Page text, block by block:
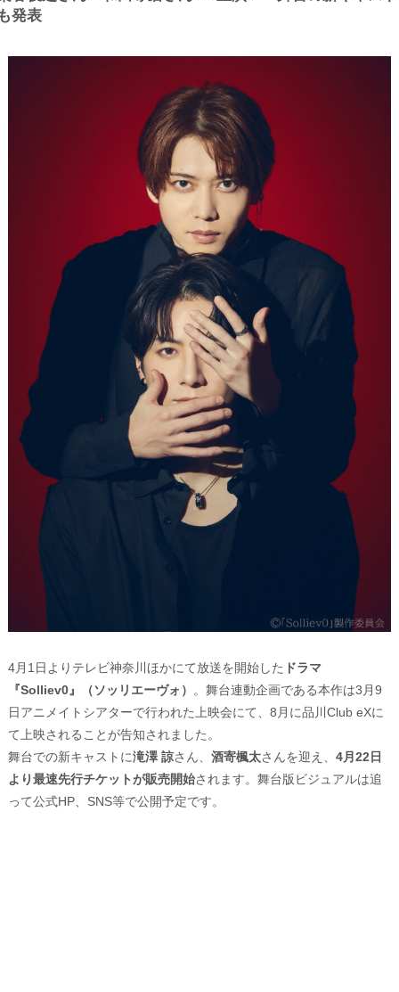
発表
4月1日よりテレビ神奈川ほかにて放送を開始した ドラマ
『Solliev0』（ソッリエーヴォ）
。舞台連動企画である本作は3月9
日アニメイトシアターで行われた上映会にて、8月に品川Club eXに
て上映されることが告知されました。
舞台での新キャストに滝澤 諒さん、 酒寄楓太さんを迎え、 4月22日
より最速先行チケットが販売開始されます。舞台版ビジュアルは追
って公式HP、SNS等で公開予定です。